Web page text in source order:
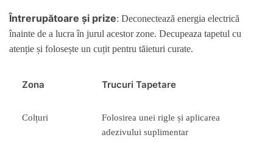
Întrerupătoare și prize: Deconectează energia electrică
înainte de a lucra în jurul acestor zone. Decupeaza tapetul cu
atenție și folosește un cuțit pentru tăieturi curate.
Zona Trucuri Tapetare
Colțuri
Folosirea unei rigle și aplicarea
adezivului suplimentar